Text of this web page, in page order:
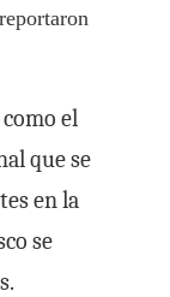
el
que se
en la
se